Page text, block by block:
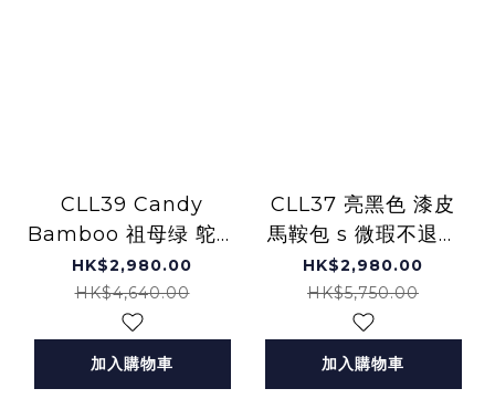
CLL39 Candy
Bamboo 祖母绿 鸵鸟
纹 小方包 s 微瑕不退
不換 -M
HK$2,980.00
HK$4,640.00
加入購物車
CLL37 亮黑色 漆皮
馬鞍包 s 微瑕不退不
換 -M
HK$2,980.00
HK$5,750.00
加入購物車